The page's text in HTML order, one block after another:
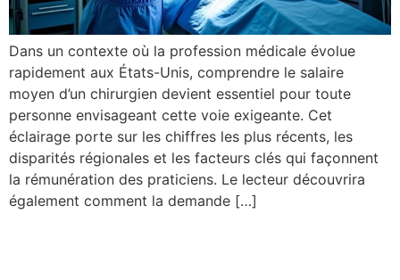
Dans un contexte où la profession médicale évolue
rapidement aux États-Unis, comprendre le salaire
moyen d’un chirurgien devient essentiel pour toute
personne envisageant cette voie exigeante. Cet
éclairage porte sur les chiffres les plus récents, les
disparités régionales et les facteurs clés qui façonnent
la rémunération des praticiens. Le lecteur découvrira
également comment la demande […]